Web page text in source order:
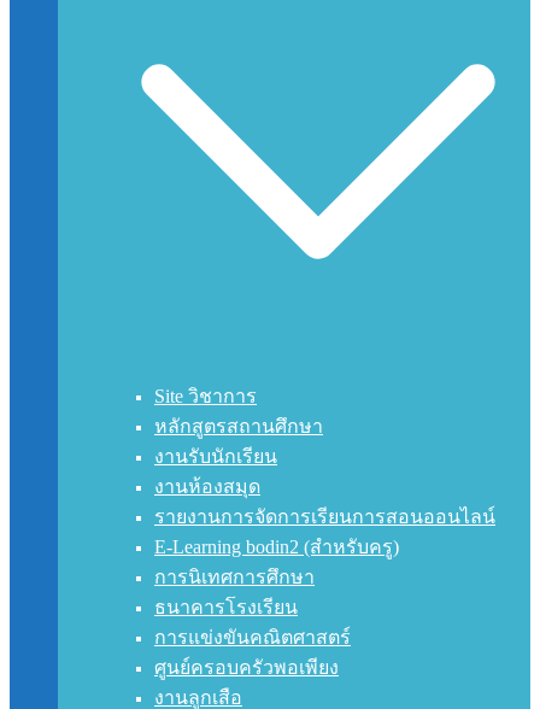
Site วิชาการ
หลักสูตรสถานศึกษา
งานรับนักเรียน
งานห้องสมุด
รายงานการจัดการเรียนการสอนออนไลน์
E-Learning bodin2 (สำหรับครู)
การนิเทศการศึกษา
ธนาคารโรงเรียน
การแข่งขันคณิตศาสตร์
ศูนย์ครอบครัวพอเพียง
งานลูกเสือ